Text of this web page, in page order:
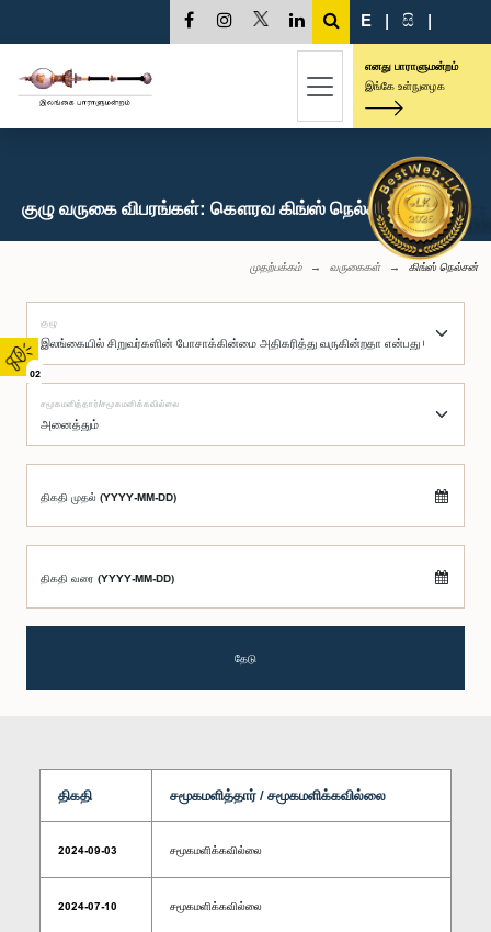
02
E | සි |
எனது பாராளுமன்றம்
இங்கே உள்நுழைக
குழு வருகை விபரங்கள்: கௌரவ கிங்ஸ் நெல்சன், பா.உ.
முதற்பக்கம் வருகைகள் கிங்ஸ் நெல்சன்
குழு
சமூகமளித்தார்/சமூகமளிக்கவில்லை
திகதி முதல் (YYYY-MM-DD)
திகதி வரை (YYYY-MM-DD)
தேடு
திகதி சமூகமளித்தார் / சமூகமளிக்கவில்லை
2024-09-03 சமூகமளிக்கவில்லை
2024-07-10 சமூகமளிக்கவில்லை